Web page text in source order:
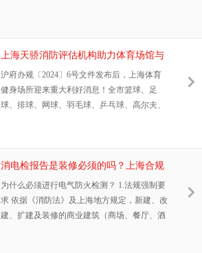
试：火灾报警、自动喷淋、防排烟、应急照明
等系统功能实测 · 合规审查：严格对照上海住
建局《消防验收管理办法》，确保工程符合相
关标准 · 细节到位：需填写近百页《消防查验
表》，覆盖建筑防火、
上海天骄消防评估机构助力体育场馆与
健身场所合规转型：政策红利解读与专
业评估指南
沪府办规〔2024〕6号文件发布后，上海体育
健身场所迎来重大利好消息！全市篮球、足
球、排球、网球、羽毛球、乒乓球、高尔夫、
光报警装置且不含有桑拿等洗浴功能的健身场
所，开办企业的选址不受公共娱乐场所设置条
件限制，可依法依规办理消防许可手续，推动
全市全民健身战略实施和健身休闲产业发展。
一、政策亮点解读：体育场馆消防安全评估新
消电检报告是装修必须的吗？上海合规
经营与安全运营 选择第三方电气检测公
司天骄消防
为什么必须进行电气防火检测？ 1.法规强制要
求 依据《消防法》及上海地方规定，新建、改
建、扩建及装修的商业建筑（商场、餐厅、酒